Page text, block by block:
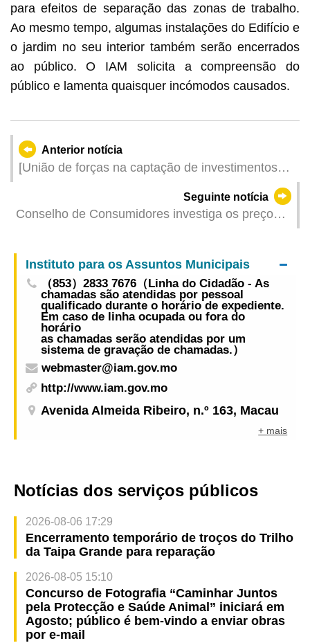
para efeitos de separação das zonas de trabalho.
Ao mesmo tempo, algumas instalações do Edifício e
o jardim no seu interior também serão encerrados
ao público. O IAM solicita a compreensão do
público e lamenta quaisquer incómodos causados.
Anterior notícia
[União de forças na captação de investimentos
ambiente de negócios de Macau e de Hengqin
junto de 40 representantes da indústria de big
da China
Seguinte notícia
Conselho de Consumidores investiga os preços
Instituto para os Assuntos Municipais
（853）2833 7676（Linha do Cidadão - As
chamadas são atendidas por pessoal
qualificado durante o horário de expediente.
Em caso de linha ocupada ou fora do
horário
as chamadas serão atendidas por um
sistema de gravação de chamadas.）
webmaster@iam.gov.mo
http://www.iam.gov.mo
Avenida Almeida Ribeiro, n.º 163, Macau
+ mais
Notícias dos serviços públicos
2026-08-06 17:29
Encerramento temporário de troços do Trilho
da Taipa Grande para reparação
2026-08-05 15:10
Concurso de Fotografia “Caminhar Juntos
pela Protecção e Saúde Animal” iniciará em
Agosto; público é bem-vindo a enviar obras
por e-mail